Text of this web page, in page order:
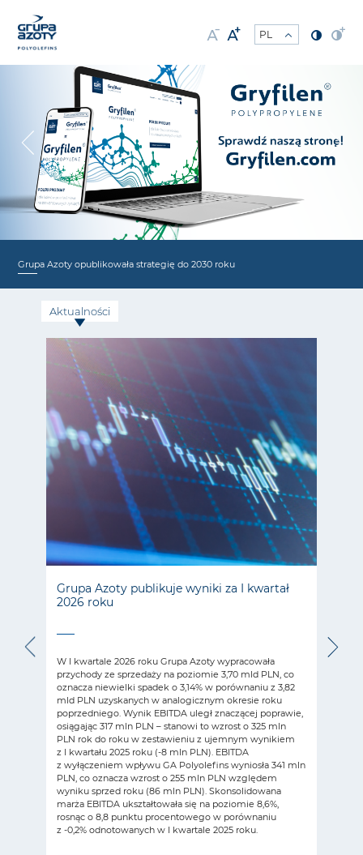
Grupa Azoty opublikowała strategię do 2030 roku
Aktualności
Grupa Azoty publikuje wyniki za I kwartał
2026 roku
W I kwartale 2026 roku Grupa Azoty wypracowała
przychody ze sprzedaży na poziomie 3,70 mld PLN, co
oznacza niewielki spadek o 3,14% w porównaniu z 3,82
mld PLN uzyskanych w analogicznym okresie roku
poprzedniego. Wynik EBITDA uległ znaczącej poprawie,
osiągając 317 mln PLN – stanowi to wzrost o 325 mln
PLN rok do roku w zestawieniu z ujemnym wynikiem
z I kwartału 2025 roku (-8 mln PLN). EBITDA
z wyłączeniem wpływu GA Polyolefins wyniosła 341 mln
PLN, co oznacza wzrost o 255 mln PLN względem
wyniku sprzed roku (86 mln PLN). Skonsolidowana
marża EBITDA ukształtowała się na poziomie 8,6%,
rosnąc o 8,8 punktu procentowego w porównaniu
z -0,2% odnotowanych w I kwartale 2025 roku.